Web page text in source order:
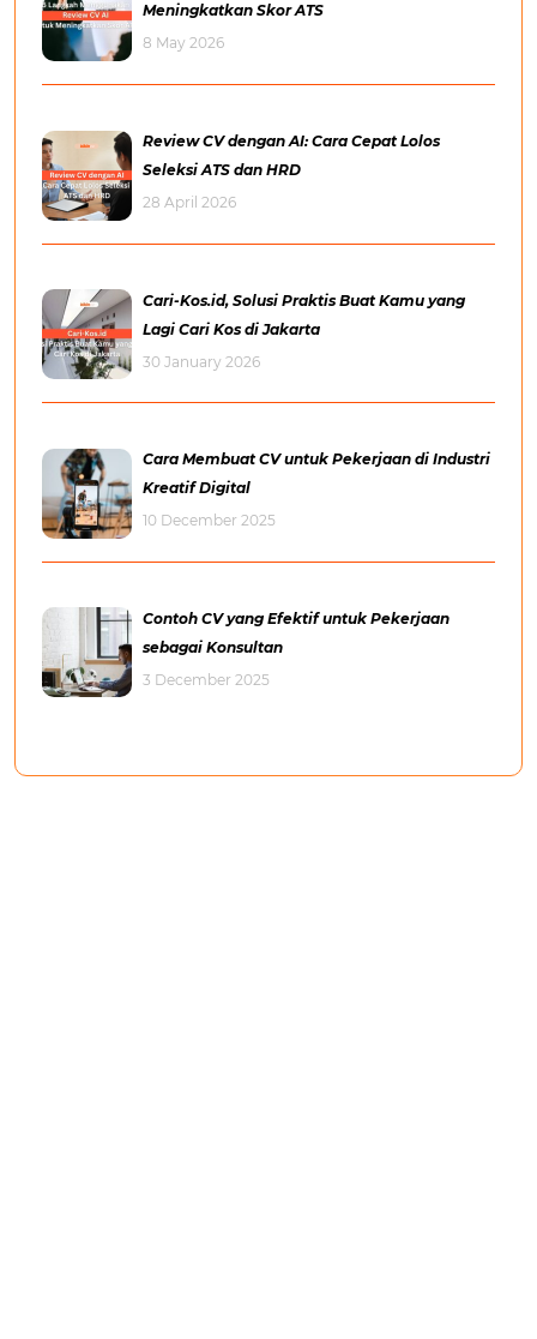
Meningkatkan Skor ATS
8 May 2026
Review CV dengan AI: Cara Cepat Lolos
Seleksi ATS dan HRD
28 April 2026
Cari-Kos.id, Solusi Praktis Buat Kamu yang
Lagi Cari Kos di Jakarta
30 January 2026
Cara Membuat CV untuk Pekerjaan di Industri
Kreatif Digital
10 December 2025
Contoh CV yang Efektif untuk Pekerjaan
sebagai Konsultan
3 December 2025